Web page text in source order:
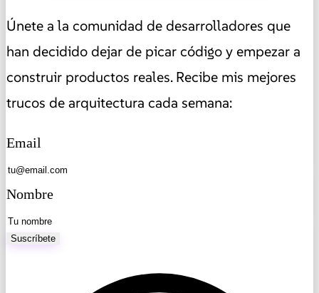
Únete a la comunidad de desarrolladores que
han decidido dejar de picar código y empezar a
construir productos reales. Recibe mis mejores
trucos de arquitectura cada semana:
Email
Nombre
Suscríbete